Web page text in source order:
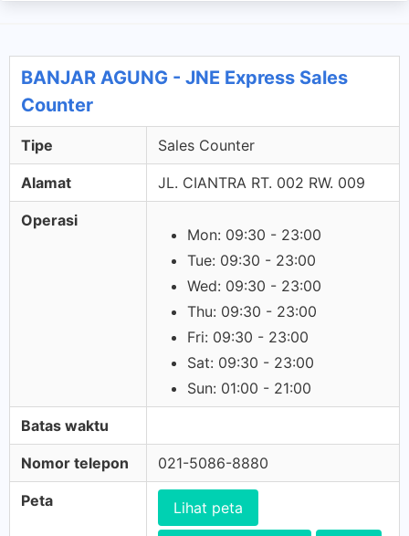
BANJAR AGUNG - JNE Express Sales
Counter
Tipe Sales Counter
Alamat JL. CIANTRA RT. 002 RW. 009
Operasi
Mon: 09:30 - 23:00
Tue: 09:30 - 23:00
Wed: 09:30 - 23:00
Thu: 09:30 - 23:00
Fri: 09:30 - 23:00
Sat: 09:30 - 23:00
Sun: 01:00 - 21:00
Batas waktu
Nomor telepon 021-5086-8880
Peta Lihat peta